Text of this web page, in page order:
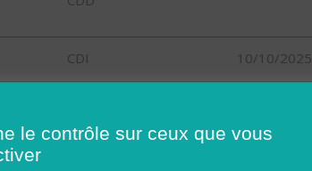
CDI 10/10/2025
le contrôle sur ceux que vous